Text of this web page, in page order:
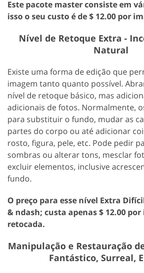
Este pacote master consiste em
isso o seu custo é de $ 12.00 por
Nível de Retoque Extra -
Natural
Existe uma forma de edição que
imagem tanto quanto possível.
nível de retoque básico, mas
adicionais de fotos. Normalmente,
para substituir o fundo, mudar as
partes do corpo ou até adicionar
rosto, figura, pele, etc. Pode pedir
sombras ou alterar tons, mesclar
excluir elementos, inclusive
fundo.
O preço para esse nível Extra
& ndash; custa apenas $ 12.00
retocada.
Manipulação e Restauração
Fantástico, Surreal,